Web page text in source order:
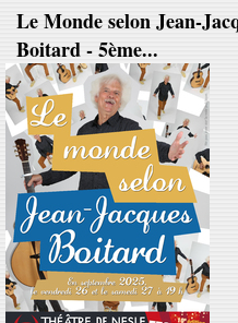
Boitard - 5ème...